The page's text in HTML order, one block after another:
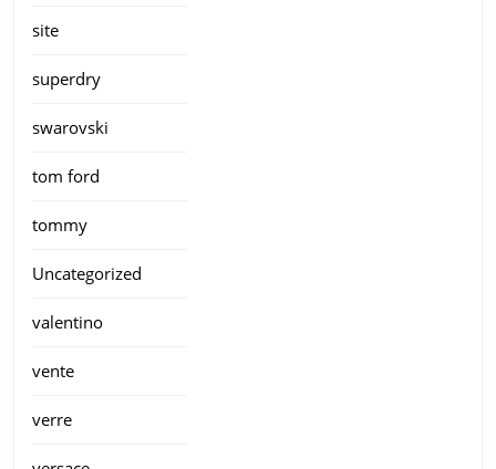
site
superdry
swarovski
tom ford
tommy
Uncategorized
valentino
vente
verre